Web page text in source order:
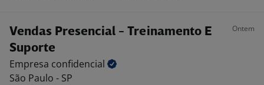
Vendas Presencial - Treinamento E
Suporte
Ontem
Empresa confidencial
São Paulo - SP